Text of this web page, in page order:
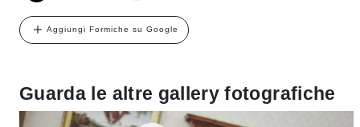
Aggiungi Formiche su Google
Guarda le altre gallery fotografiche